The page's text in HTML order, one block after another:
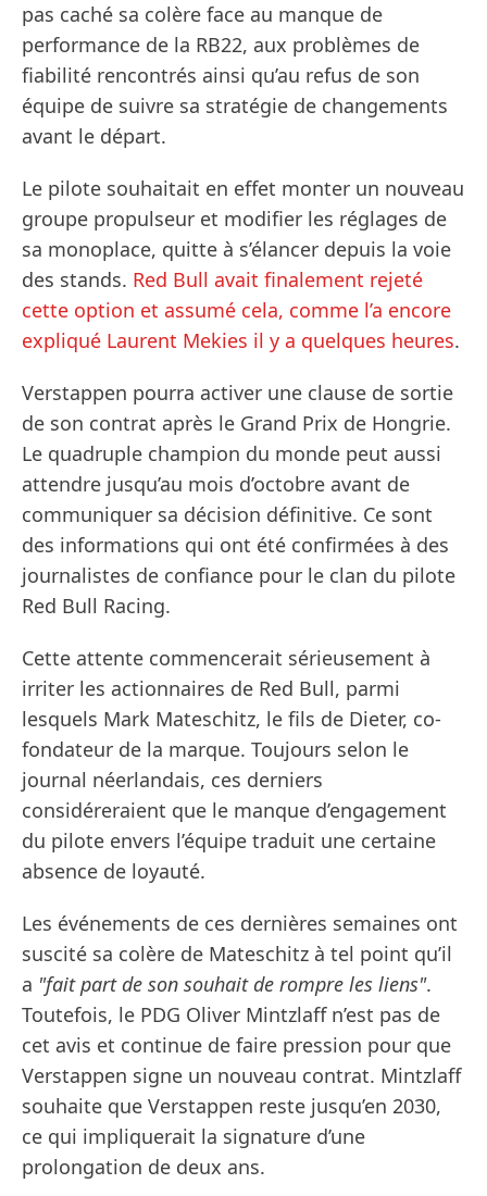
pas caché sa colère face au manque de
performance de la RB22, aux problèmes de
fiabilité rencontrés ainsi qu’au refus de son
équipe de suivre sa stratégie de changements
avant le départ.
Le pilote souhaitait en effet monter un nouveau
groupe propulseur et modifier les réglages de
sa monoplace, quitte à s’élancer depuis la voie
des stands. Red Bull avait finalement rejeté
cette option et assumé cela, comme l’a encore
expliqué Laurent Mekies il y a quelques heures.
Verstappen pourra activer une clause de sortie
de son contrat après le Grand Prix de Hongrie.
Le quadruple champion du monde peut aussi
attendre jusqu’au mois d’octobre avant de
communiquer sa décision définitive. Ce sont
des informations qui ont été confirmées à des
journalistes de confiance pour le clan du pilote
Red Bull Racing.
Cette attente commencerait sérieusement à
irriter les actionnaires de Red Bull, parmi
lesquels Mark Mateschitz, le fils de Dieter, co-
fondateur de la marque. Toujours selon le
journal néerlandais, ces derniers
considéreraient que le manque d’engagement
du pilote envers l’équipe traduit une certaine
absence de loyauté.
Les événements de ces dernières semaines ont
suscité sa colère de Mateschitz à tel point qu’il
a "fait part de son souhait de rompre les liens".
Toutefois, le PDG Oliver Mintzlaff n’est pas de
cet avis et continue de faire pression pour que
Verstappen signe un nouveau contrat. Mintzlaff
souhaite que Verstappen reste jusqu’en 2030,
ce qui impliquerait la signature d’une
prolongation de deux ans.